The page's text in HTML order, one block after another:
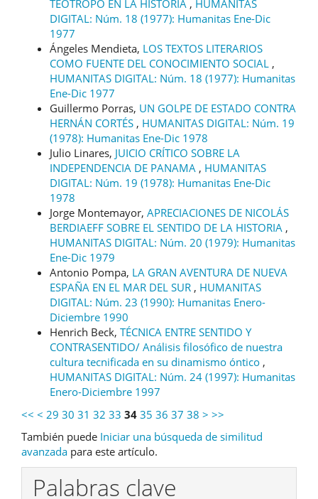
TEÓTROPO EN LA HISTORIA , HUMANITAS
DIGITAL: Núm. 18 (1977): Humanitas Ene-Dic
1977
Ángeles Mendieta, LOS TEXTOS LITERARIOS
COMO FUENTE DEL CONOCIMIENTO SOCIAL ,
HUMANITAS DIGITAL: Núm. 18 (1977): Humanitas
Ene-Dic 1977
Guillermo Porras, UN GOLPE DE ESTADO CONTRA
HERNÁN CORTÉS , HUMANITAS DIGITAL: Núm. 19
(1978): Humanitas Ene-Dic 1978
Julio Linares, JUICIO CRÍTICO SOBRE LA
INDEPENDENCIA DE PANAMA , HUMANITAS
DIGITAL: Núm. 19 (1978): Humanitas Ene-Dic
1978
Jorge Montemayor, APRECIACIONES DE NICOLÁS
BERDIAEFF SOBRE EL SENTIDO DE LA HISTORIA ,
HUMANITAS DIGITAL: Núm. 20 (1979): Humanitas
Ene-Dic 1979
Antonio Pompa, LA GRAN AVENTURA DE NUEVA
ESPAÑA EN EL MAR DEL SUR , HUMANITAS
DIGITAL: Núm. 23 (1990): Humanitas Enero-
Diciembre 1990
Henrich Beck, TÉCNICA ENTRE SENTIDO Y
CONTRASENTIDO/ Análisis filosófico de nuestra
cultura tecnificada en su dinamismo óntico ,
HUMANITAS DIGITAL: Núm. 24 (1997): Humanitas
Enero-Diciembre 1997
<< < 29 30 31 32 33 34 35 36 37 38 > >>
También puede Iniciar una búsqueda de similitud
avanzada para este artículo.
Palabras clave